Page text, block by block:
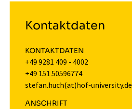
Kontaktdaten
KONTAKTDATEN
+49 9281 409 - 4002
+49 151 50596774
stefan.huch(at)hof-university.de
ANSCHRIFT